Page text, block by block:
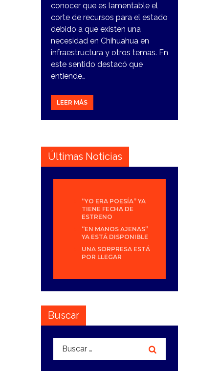
conocer que es lamentable el
corte de recursos para el estado
debido a que existen una
necesidad en Chihuahua en
infraestructura y otros temas. En
este sentido destacó que
entiende…
LEER MÁS
Últimas Noticias
“YO ERA POESÍA” YA
TIENE FECHA DE
ESTRENO
“EN MANOS AJENAS”
YA ESTÁ DISPONIBLE
UNA SORPRESA ESTÁ
POR LLEGAR
Buscar
Buscar: